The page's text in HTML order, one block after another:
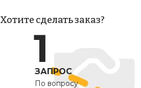
Хотите сделать заказ?
ЗАПРОС
По вопросу